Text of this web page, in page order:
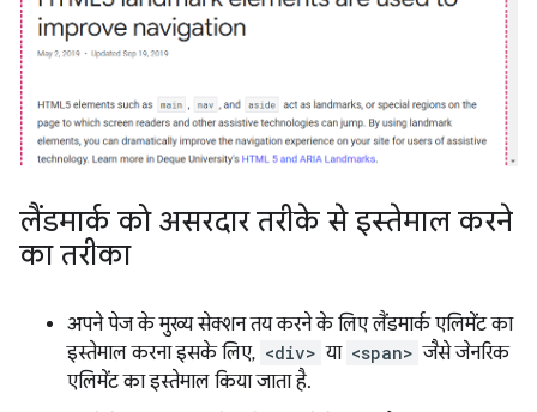
लैंडमार्क को असरदार तरीके से इस्तेमाल करने
का तरीका
अपने पेज के मुख्य सेक्शन तय करने के लिए लैंडमार्क एलिमेंट का
इस्तेमाल करना इसके लिए, <div> या <span> जैसे जेनरिक
एलिमेंट का इस्तेमाल किया जाता है.